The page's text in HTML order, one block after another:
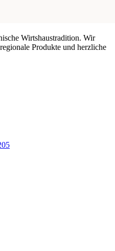
Wirtshaustradition. Wir
Produkte und herzliche